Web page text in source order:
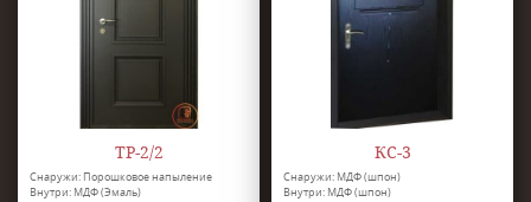
ТР-2/2
Снаружи: Порошковое напыление
Внутри: МДФ (Эмаль)
КС-3
Снаружи: МДФ (шпон)
Внутри: МДФ (шпон)